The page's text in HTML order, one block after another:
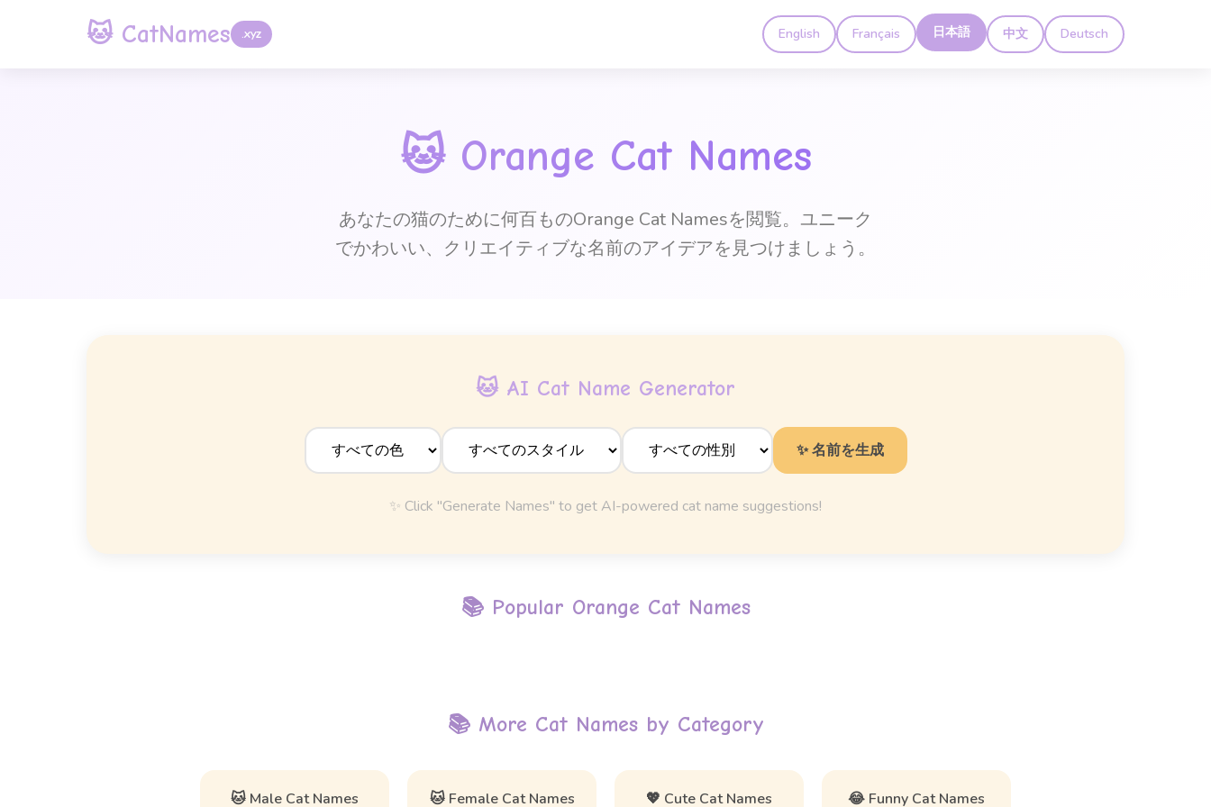
🐱 CatNames .xyz English Français 日本語 中文 Deutsch
🐱 Orange Cat Names
あなたの猫のために何百ものOrange Cat Namesを閲覧。ユニーク
でかわいい、クリエイティブな名前のアイデアを見つけましょう。
🐱 AI Cat Name Generator
✨ 名前を生成
✨ Click "Generate Names" to get AI-powered cat name suggestions!
📚 Popular Orange Cat Names
📚 More Cat Names by Category
🐱 Male Cat Names 🐱 Female Cat Names 💖 Cute Cat Names 😂 Funny Cat Names